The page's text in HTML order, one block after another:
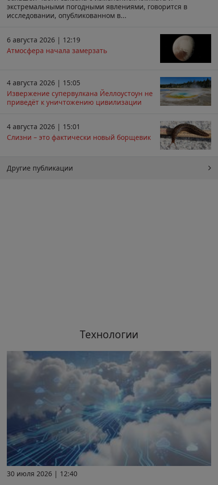
экстремальными погодными явлениями, говорится в
исследовании, опубликованном в...
6 августа 2026 | 12:19
Атмосфера начала замерзать
4 августа 2026 | 15:05
Извержение супервулкана Йеллоустоун не
приведёт к уничтожению цивилизации
4 августа 2026 | 15:01
Слизни – это фактически новый борщевик
Другие публикации
Технологии
30 июля 2026 | 12:40